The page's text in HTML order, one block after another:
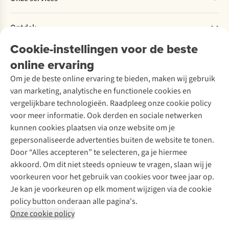
Cookie-instellingen voor de beste
online ervaring
Om je de beste online ervaring te bieden, maken wij gebruik
van marketing, analytische en functionele cookies en
vergelijkbare technologieën. Raadpleeg onze cookie policy
voor meer informatie. Ook derden en sociale netwerken
kunnen cookies plaatsen via onze website om je
gepersonaliseerde advertenties buiten de website te tonen.
Door “Alles accepteren” te selecteren, ga je hiermee
akkoord. Om dit niet steeds opnieuw te vragen, slaan wij je
voorkeuren voor het gebruik van cookies voor twee jaar op.
Je kan je voorkeuren op elk moment wijzigen via de cookie
policy button onderaan alle pagina's.
Onze cookie policy
Retourneren
Bestelling herroepen
Garantie
Contact
Explore More
Verantwoord ondernemen
Over Ayacucho
Onze winkels
Over A.S.Adventure
Toegankelijkheidsverklaring
Ski-onderhoud
Wasservice
Schoenonderhoud
Schoenherstelling
Kledingherstelling
Retouches
Voor bedrijven
Ontdek
A.S.Magazine
Podcast
Explore Academy
Explore Camp
Gear Check
Inspiratie & advies
Meld je aan voor de nieuwsbrief
Follow us
Disclaimer Privacy Policy
Algemene voorwaarden
Cookie Policy